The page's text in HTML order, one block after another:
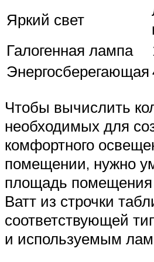
Яркий свет
Галогенная лампа
Энергосберегающая
Чтобы вычислить
необходимых для
комфортного
помещении, нужно
площадь помещения
Ватт из строчки
соответствующей
и используемым